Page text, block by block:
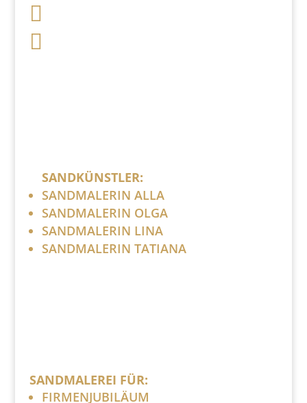


SANDKÜNSTLER:
SANDMALERIN ALLA
SANDMALERIN OLGA
SANDMALERIN LINA
SANDMALERIN TATIANA
SANDMALEREI FÜR:
FIRMENJUBILÄUM